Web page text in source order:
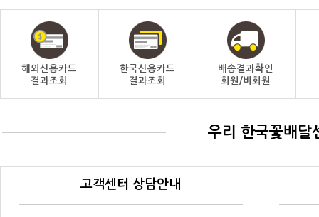
해외신용카드
결과조회
한국신용카드
결과조회
배송결과확인
회원/비회원
우리 한국꽃배달
고객센터 상담안내